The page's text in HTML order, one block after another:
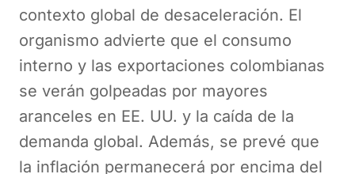
contexto global de desaceleración. El
organismo advierte que el consumo
interno y las exportaciones colombianas
se verán golpeadas por mayores
aranceles en EE. UU. y la caída de la
demanda global. Además, se prevé que
la inflación permanecerá por encima del